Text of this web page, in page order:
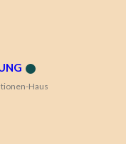
Haus